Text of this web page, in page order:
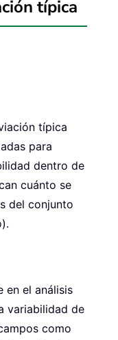
típica
típica
para
dentro de
cuánto se
del conjunto
en el análisis
variabilidad de
como